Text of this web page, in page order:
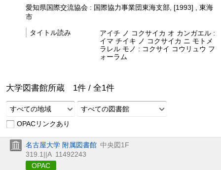
愛知県国際交流協会 : 国際協力事業団東海支部, [1993] , 東海
市
タイトル読み
アイチ ノ コクサイカ オ カンガエル :
イマ チイキ ノ コクサイカ ニ モトメ
ラレル モノ : コクサイ コウリュウ フ
ォーラム
大学図書館所蔵 1件 / 全1件
すべての地域
すべての図書館
OPACリンクあり
名古屋大学 附属図書館 中央図1F
319.1||A 11492243
OPAC